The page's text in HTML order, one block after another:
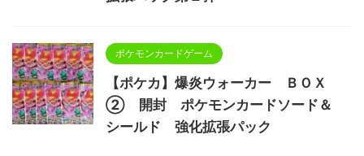
ポケモンカードゲーム
【ポケカ】爆炎ウォーカー ＢＯＸ
② 開封 ポケモンカードソード＆
シールド 強化拡張パック